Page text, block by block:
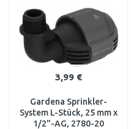
3,99 €
Gardena Sprinkler-
System L-Stück, 25 mm x
1/2"-AG, 2780-20